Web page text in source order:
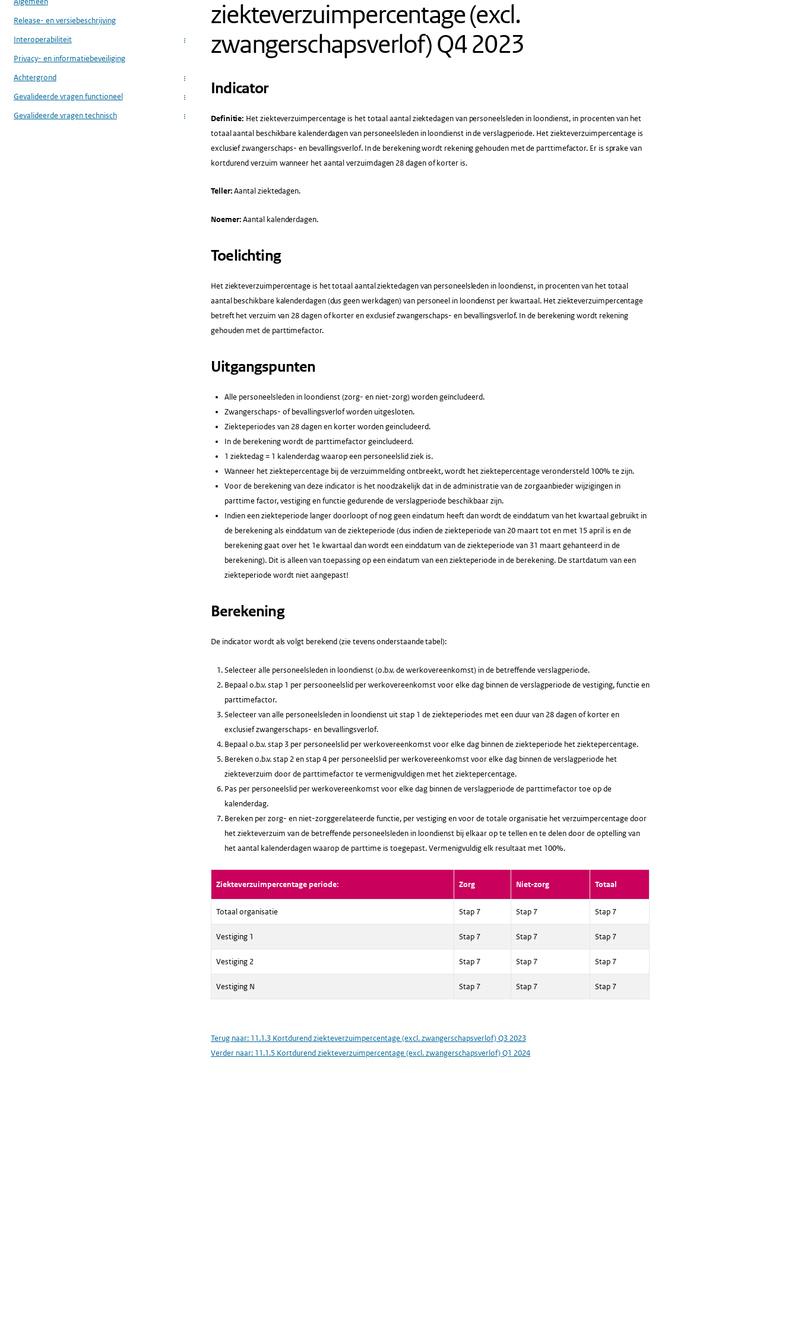
Release- en versiebeschrijving
Interoperabiliteit
...
Privacy- en informatiebeveiliging
Achtergrond
...
Gevalideerde vragen functioneel ...
Gevalideerde vragen technisch ...
ziekteverzuimpercentage (excl.
zwangerschapsverlof) Q4 2023
Indicator
Definitie: Het ziekteverzuimpercentage is het totaal aantal ziektedagen van personeelsleden in loondienst, in procenten van het
totaal aantal beschikbare kalenderdagen van personeelsleden in loondienst in de verslagperiode. Het ziekteverzuimpercentage is
exclusief zwangerschaps- en bevallingsverlof. In de berekening wordt rekening gehouden met de parttimefactor. Er is sprake van
kortdurend verzuim wanneer het aantal verzuimdagen 28 dagen of korter is.
Teller:Aantal ziektedagen.
Noemer:Aantal kalenderdagen.
Toelichting
Het ziekteverzuimpercentage is het totaal aantal ziektedagen van personeelsleden in loondienst, in procenten van het totaal
aantal beschikbare kalenderdagen (dus geen werkdagen) van personeel in loondienst per kwartaal. Het ziekteverzuimpercentage
betreft het verzuim van 28 dagen of korter en exclusief zwangerschaps- en bevallingsverlof. In de berekening wordt rekening
gehouden met de parttimefactor.
Uitgangspunten
Alle personeelsleden in loondienst (zorg- en niet-zorg) worden geïncludeerd.
Zwangerschaps- of bevallingsverlof worden uitgesloten.
Ziekteperiodes van 28 dagen en korter worden geincludeerd.
In de berekening wordt de parttimefactor geincludeerd.
1 ziektedag = 1 kalenderdag waarop een personeelslid ziek is.
Wanneer het ziektepercentage bij de verzuimmelding ontbreekt, wordt het ziektepercentage verondersteld 100% te zijn.
Voor de berekening van deze indicator is het noodzakelijk dat in de administratie van de zorgaanbieder wijzigingen in
parttime factor, vestiging en functie gedurende de verslagperiode beschikbaar zijn.
Indien een ziekteperiode langer doorloopt of nog geen eindatum heeft dan wordt de einddatum van het kwartaal gebruikt in
de berekening als einddatum van de ziekteperiode (dus indien de ziekteperiode van 20 maart tot en met 15 april is en de
berekening gaat over het 1e kwartaal dan wordt een einddatum van de ziekteperiode van 31 maart gehanteerd in de
berekening). Dit is alleen van toepassing op een eindatum van een ziekteperiode in de berekening. De startdatum van een
ziekteperiode wordt niet aangepast!
Berekening
De indicator wordt als volgt berekend (zie tevens onderstaande tabel):
Selecteer alle personeelsleden in loondienst (o.b.v. de werkovereenkomst) in de betreffende verslagperiode.
Bepaal o.b.v. stap 1 per persooneelslid per werkovereenkomst voor elke dag binnen de verslagperiode de vestiging, functie en
parttimefactor.
Selecteer van alle personeelsleden in loondienst uit stap 1 de ziekteperiodes met een duur van 28 dagen of korter en
exclusief zwangerschaps- en bevallingsverlof.
Bepaal o.b.v. stap 3 per personeelslid per werkovereenkomst voor elke dag binnen de ziekteperiode het ziektepercentage.
Bereken o.b.v. stap 2 en stap 4 per personeelslid per werkovereenkomst voor elke dag binnen de verslagperiode het
ziekteverzuim door de parttimefactor te vermenigvuldigen met het ziektepercentage.
Pas per personeelslid per werkovereenkomst voor elke dag binnen de verslagperiode de parttimefactor toe op de
kalenderdag.
Bereken per zorg- en niet-zorggerelateerde functie, per vestiging en voor de totale organisatie het verzuimpercentage door
het ziekteverzuim van de betreffende personeelsleden in loondienst bij elkaar op te tellen en te delen door de optelling van
het aantal kalenderdagen waarop de parttime is toegepast. Vermenigvuldig elk resultaat met 100%.
Ziekteverzuimpercentage periode: Zorg Niet-zorg Totaal
Totaal organisatie Stap 7 Stap 7 Stap 7
Vestiging 1 Stap 7 Stap 7 Stap 7
Vestiging 2 Stap 7 Stap 7 Stap 7
Vestiging N Stap 7 Stap 7 Stap 7
Terug naar: 11.1.3 Kortdurend ziekteverzuimpercentage (excl. zwangerschapsverlof) Q3 2023
Verder naar: 11.1.5 Kortdurend ziekteverzuimpercentage (excl. zwangerschapsverlof) Q1 2024